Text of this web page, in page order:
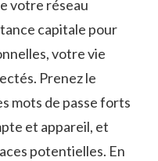
votre réseau
capitale pour
votre vie
Prenez le
mots de passe ⁤forts
et appareil, et
potentielles. En